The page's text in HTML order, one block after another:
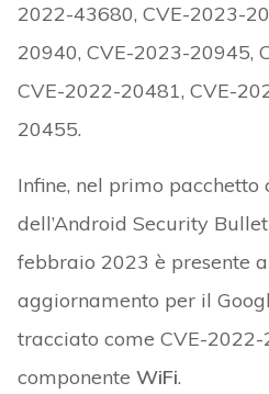
2022-43680, CVE-2023-
20940, CVE-2023-20945,
CVE-2022-20481, CVE-
20455.
Infine, nel primo
dell’Android Security
febbraio 2023 è presente
aggiornamento per il
tracciato come CVE-
componente WiFi.